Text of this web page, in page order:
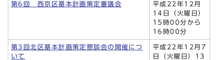
第6回 西京区基本計画策定審議会
平成22年12月
14日（火曜日）
15時00分から
16時00分
第3回北区基本計画策定懇談会の開催につ
いて
平成22年12月7
日（火曜日）13